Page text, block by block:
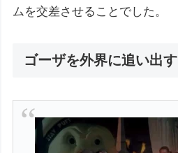
ムを交差させることでした。
ゴーザを外界に追い出す